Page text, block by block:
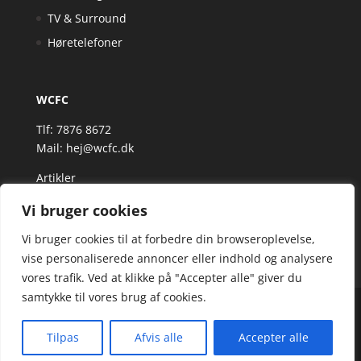
Vi bruger cookies
Vi bruger cookies til at forbedre din browseroplevelse,
vise personaliserede annoncer eller indhold og analysere
vores trafik. Ved at klikke på "Accepter alle" giver du
samtykke til vores brug af cookies.
Tilpas Afvis alle Accepter alle
TV & Surround
Høretelefoner
WCFC
Tlf: 7876 8672
Mail: hej@wcfc.dk
Artikler
spændende varer. Siden er et affiiliatesite, og nogle
links kan være affiliatelinks.